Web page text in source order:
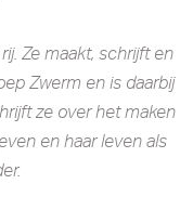
Ze maakt, schrijft en
Zwerm en is daarbij
ze over het maken
en haar leven als